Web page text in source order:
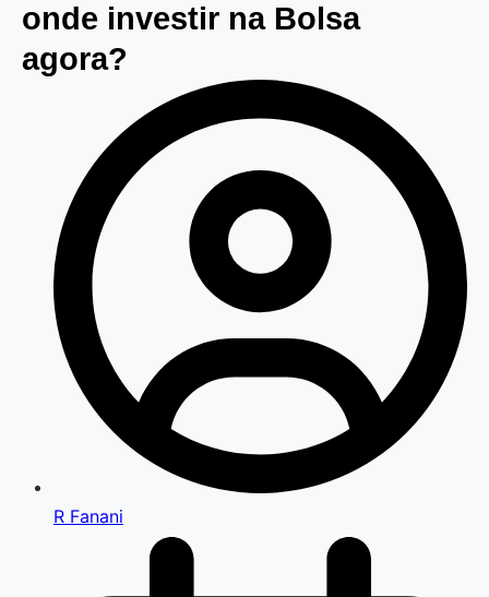
onde investir na Bolsa
agora?
R Fanani